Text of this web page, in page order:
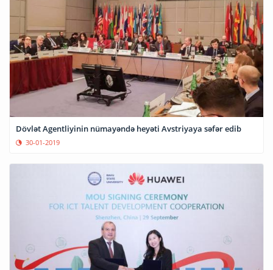
Dövlət Agentliyinin nümayəndə heyəti Avstriyaya səfər edib
30-01-2019